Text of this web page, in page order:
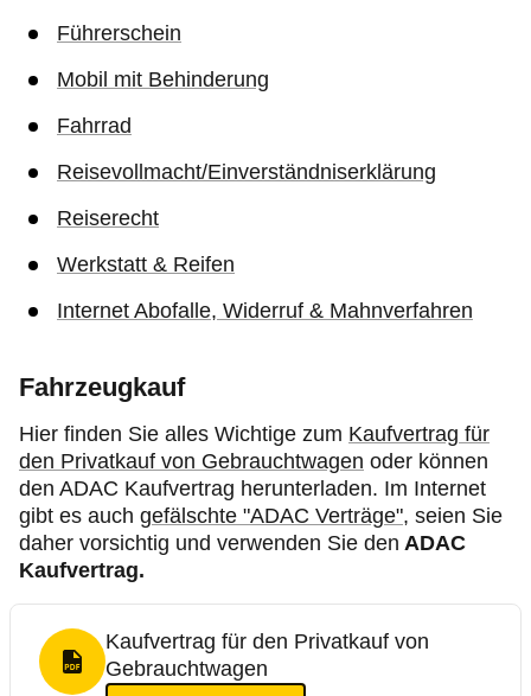
Führerschein
Mobil mit Behinderung
Fahrrad
Reisevollmacht/Einverständniserklärung
Reiserecht
Werkstatt & Reifen
Internet Abofalle, Widerruf & Mahnverfahren
Fahrzeugkauf
Hier finden Sie alles Wichtige zum Kaufvertrag für
den Privatkauf von Gebrauchtwagen oder können
den ADAC Kaufvertrag herunterladen. Im Internet
gibt es auch gefälschte "ADAC Verträge", seien Sie
daher vorsichtig und verwenden Sie den ADAC
Kaufvertrag.
PDF Format
Kaufvertrag für den Privatkauf von
Gebrauchtwagen